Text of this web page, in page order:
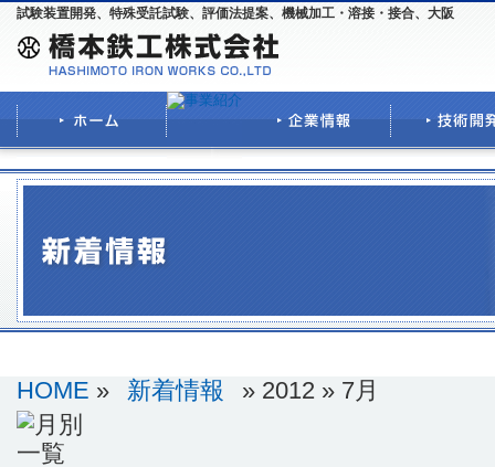
試験装置開発、特殊受託試験、評価法提案、機械加工・溶接・接合、大阪
HOME » 新着情報 » 2012 » 7月